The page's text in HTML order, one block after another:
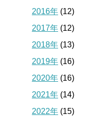
2016年 (12)
2017年 (12)
2018年 (13)
2019年 (16)
2020年 (16)
2021年 (14)
2022年 (15)